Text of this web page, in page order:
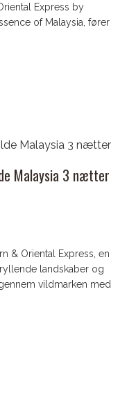
Express by
of Malaysia, fører
Malaysia 3 nætter
& Oriental Express, en
landskaber og
vildmarken med